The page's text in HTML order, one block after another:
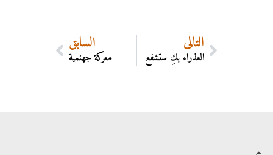
السابق
معركة جهنمية
التالي
العذراء بكِ ستشفع